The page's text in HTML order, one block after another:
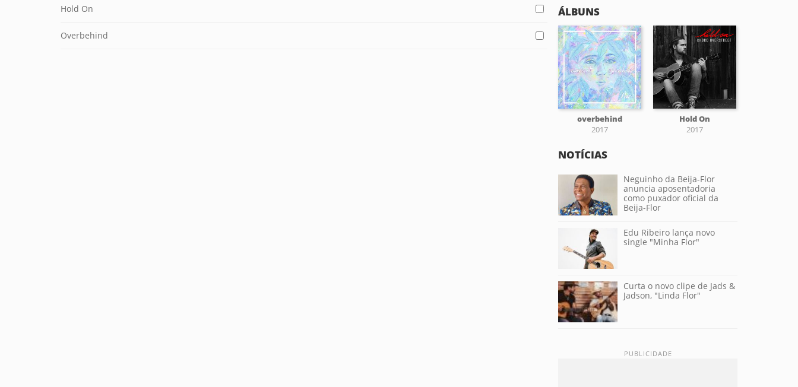
Hold On
Overbehind
ÁLBUNS
overbehind
2017
Hold On
2017
NOTÍCIAS
Neguinho da Beija-Flor
anuncia aposentadoria
como puxador oficial da
Beija-Flor
Edu Ribeiro lança novo
single "Minha Flor"
Curta o novo clipe de Jads &
Jadson, "Linda Flor"